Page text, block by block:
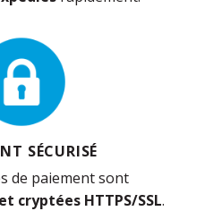
SÉCURISÉ
de paiement sont
cryptées HTTPS/SSL.